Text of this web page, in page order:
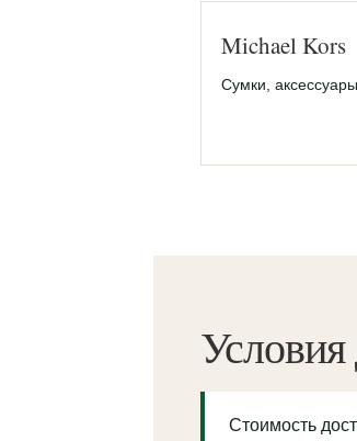
Michael Kors
Сумки,
Условия
Стоимость